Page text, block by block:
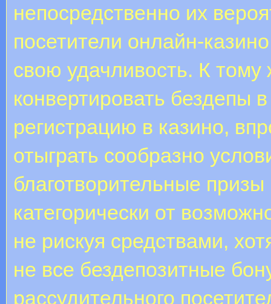
непосредственно их
посетители онлайн-
свою удачливость. К
конвертировать бездепы
регистрацию в казино,
отыграть сообразно
благотворительные
категорически от
не рискуя средствами,
не все бездепозитные
рассудительного